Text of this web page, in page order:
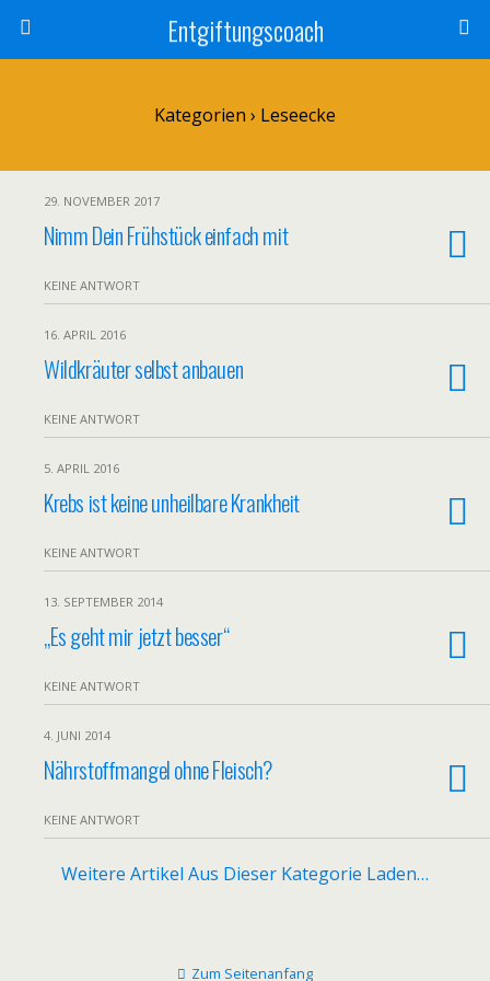
Entgiftungscoach
Kategorien › Leseecke
29. NOVEMBER 2017
Nimm Dein Frühstück einfach mit
KEINE ANTWORT
16. APRIL 2016
Wildkräuter selbst anbauen
KEINE ANTWORT
5. APRIL 2016
Krebs ist keine unheilbare Krankheit
KEINE ANTWORT
13. SEPTEMBER 2014
„Es geht mir jetzt besser“
KEINE ANTWORT
4. JUNI 2014
Nährstoffmangel ohne Fleisch?
KEINE ANTWORT
Weitere Artikel Aus Dieser Kategorie Laden…
Zum Seitenanfang